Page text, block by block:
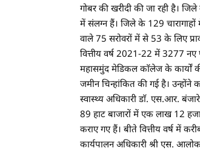
गोबर की खरीदी की जा रही है।
में संलग्न हैं। जिले के 129
वाले 75 सरोवरों में से 53 के लिए
वित्तीय वर्ष 2021-22 में 3277
महासमुंद मेडिकल काॅलेज के कार्याें
जमीन चिन्हांकित की गई है।
स्वास्थ्य अधिकारी डाॅ. एस.आर.
89 हाट बाजारों में एक लाख 12
कराए गए हैं। बीते वित्तीय वर्ष में
कार्यपालन अधिकारी श्री एस.